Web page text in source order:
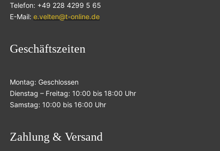
Telefon: +49 228 4299 5 65
E-Mail: e.velten@t-online.de
Geschäftszeiten
Montag: Geschlossen
Dienstag – Freitag: 10:00 bis 18:00 Uhr
Samstag: 10:00 bis 16:00 Uhr
Zahlung & Versand